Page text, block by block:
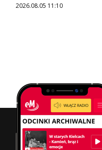
2026.08.05 11:10